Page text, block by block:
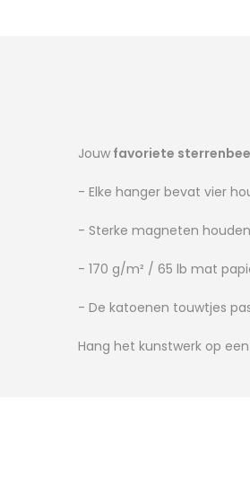
Jouw favoriete
- Elke hanger bevat vier
- Sterke magneten
- 170 g/m² / 65 lb mat
- De katoenen touwtjes
Hang het kunstwerk op